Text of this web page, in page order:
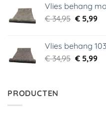
€ 39,95.
€
Vlies behang
€34,95
€ 34,95.
€5,99
€
Vlies behang
€34,95 €5,99
PRODUCTEN